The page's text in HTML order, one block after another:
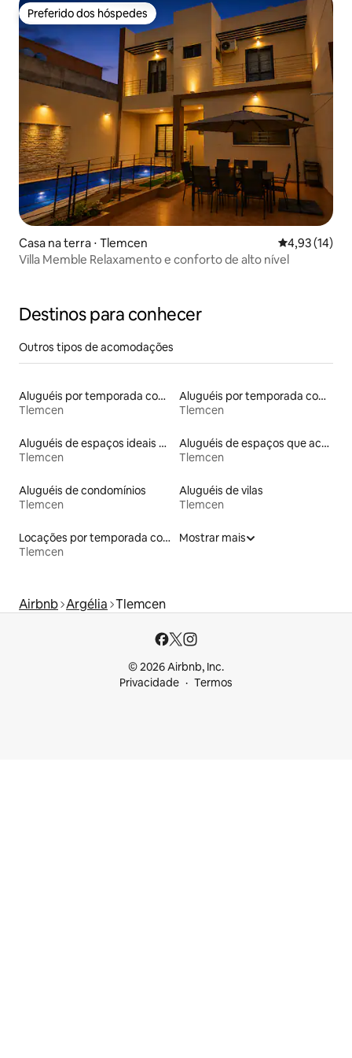
Preferido dos hóspedes
Preferido dos hóspedes
Casa na terra ⋅ Tlemcen 4,93 de uma
4,93 (14)
Villa Memble Relaxamento e conforto de alto nível
Destinos para conhecer
Outros tipos de acomodações
Aluguéis por temporada com banheira de hidromassagem
Tlemcen
Aluguéis por temporada com acesso à praia
Tlemcen
Aluguéis de espaços ideais para famílias
Tlemcen
Aluguéis de espaços que aceitam animais de estimação
Tlemcen
Aluguéis de condomínios
Tlemcen
Aluguéis de vilas
Tlemcen
Locações por temporada com piscina
Tlemcen
Mostrar mais
Airbnb Argélia Tlemcen
© 2026 Airbnb, Inc.
Privacidade
Termos